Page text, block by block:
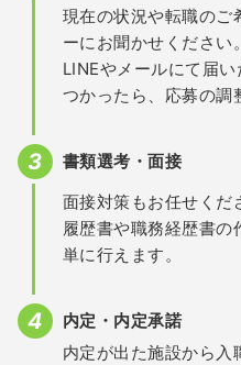
現在の状況や転職のご
ーにお聞かせください。
LINEやメールにて届
つかったら、応募の調
書類選考・面接
面接対策もお任せくだ
履歴書や職務経歴書の
単に行えます。
内定・内定承諾
内定が出た施設から入